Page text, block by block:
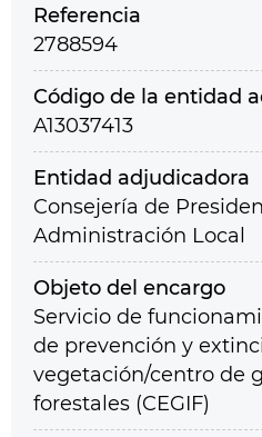
Referencia
2788594
Código de la entidad
A13037413
Entidad adjudicadora
Consejería de
Administración Local
Objeto del encargo
Servicio de
de prevención y
vegetación/centro de
forestales (CEGIF)